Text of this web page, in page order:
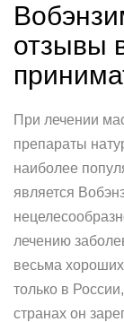
отзывы
При лечении
препараты
наиболее
является
лечению
весьма
только в
странах он